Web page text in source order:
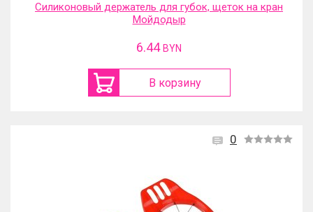
Силиконовый держатель для губок, щеток на кран
Мойдодыр
6.44 BYN
В корзину
0